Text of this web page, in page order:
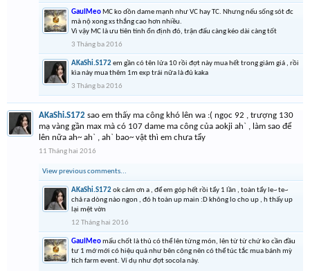
GauIMeo MC ko dồn dame mạnh như VC hay TC. Nhưng nếu sống sót đc
mà nộ xong xs thắng cao hơn nhiều.
Vì vậy MC là ưu tiên tính ổn định đó, trận đấu càng kéo dài càng tốt
3 Tháng ba 2016
AKaShi.S172em gần có tên lửa 10 rồi đợt này mua hết trong giảm giá , rồi
kìa này mua thêm 1m exp trái nữa là đủ kaka
3 Tháng ba 2016
AKaShi.S172 sao em thấy ma công khó lên wa :( ngọc 92 , trượng 130
mạ vàng gần max mà có 107 dame ma công của aokji ah` , làm sao để
lên nữa ah~ ah` , ah` bao~ vật thì em chưa tẩy
11 Tháng hai 2016
View previous comments...
AKaShi.S172ok cảm ơn a , để em góp hết rồi tẩy 1 lần , toàn tẩy le~ te~
chả ra dòng nào ngon , đó h toàn up main :D không lo cho up , h thấy up
lại mệt vờn
12 Tháng hai 2016
GauIMeomấu chốt là thủ có thể lên từng món, lên từ từ chứ ko cần đầu
tư 1 mớ mới có hiệu quả như bên công nên có thể túc tắc mua bánh mỳ
tích farm event. Ví dụ như đợt socola này.